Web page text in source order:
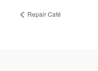
Repair Café